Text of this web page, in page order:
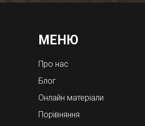
МЕНЮ
Про нас
Блог
Онлайн матеріали
Порівняння